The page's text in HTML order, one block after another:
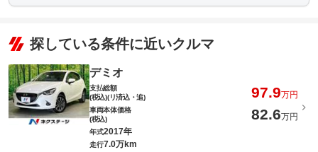
探している条件に近いクルマ
デミオ
支払総額
(税込)(リ済込・追)
97.9万円
車両本体価格
(税込)
82.6万円
年式2017年
走行7.0万km